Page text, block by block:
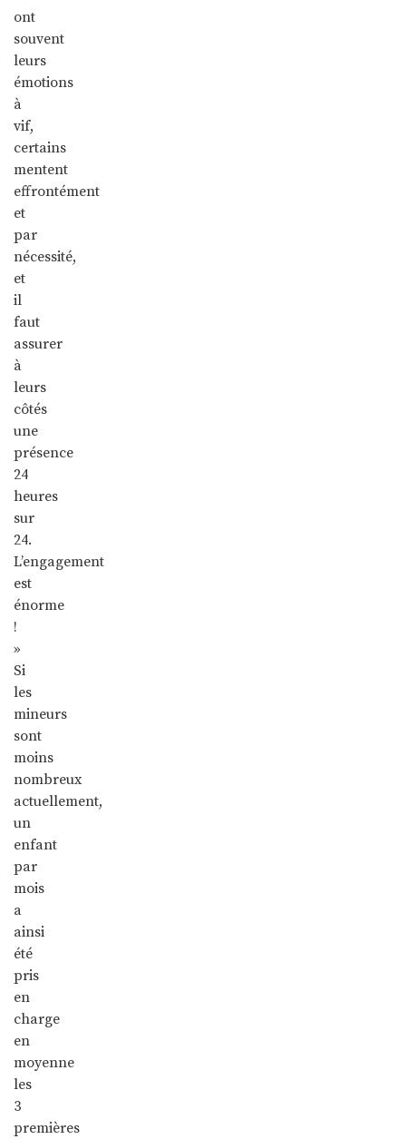
ont
souvent
leurs
émotions
à
vif,
certains
mentent
effrontément
et
par
nécessité,
et
il
faut
assurer
à
leurs
côtés
une
présence
24
heures
sur
24.
L’engagement
est
énorme
!
»
Si
les
mineurs
sont
moins
nombreux
actuellement,
un
enfant
par
mois
a
ainsi
été
pris
en
charge
en
moyenne
les
3
premières